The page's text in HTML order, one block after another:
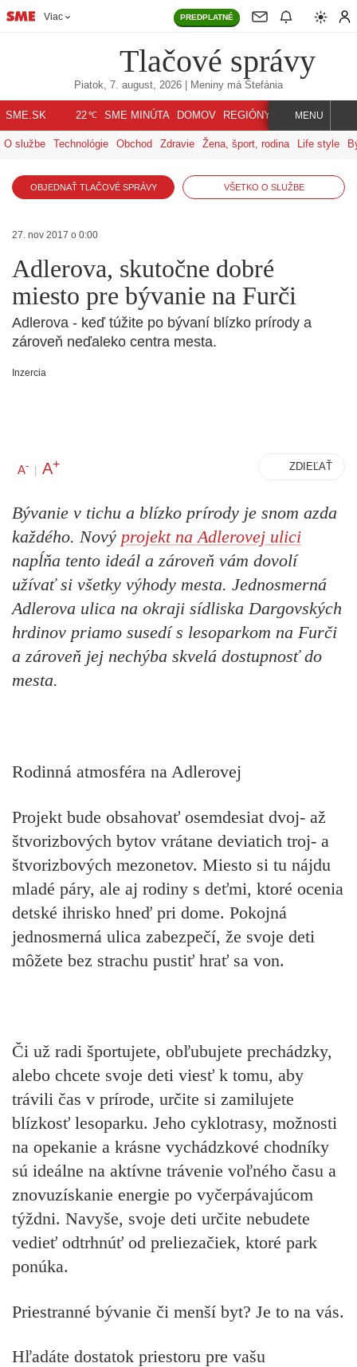
Viac PREDPLATNÉ
Tlačové správy
Piatok, 7. august, 2026 | Meniny má Štefánia
SME.SK 22℃ SME MINÚTA DOMOV REGIÓNY INDEX SVET
MENU
O službe Technológie Obchod Zdravie Žena, šport, rodina Life style
OBJEDNAŤ TLAČOVÉ SPRÁVY VŠETKO O SLUŽBE
27. nov 2017 o 0:00
Adlerova, skutočne dobré
miesto pre bývanie na Furči
Adlerova - keď túžite po bývaní blízko prírody a
zároveň neďaleko centra mesta.
Inzercia
A- | A+ ZDIEĽAŤ
Bývanie v tichu a blízko prírody je snom azda
každého. Nový projekt na Adlerovej ulici
napĺňa tento ideál a zároveň vám dovolí
užívať si všetky výhody mesta. Jednosmerná
Adlerova ulica na okraji sídliska Dargovských
hrdinov priamo susedí s lesoparkom na Furči
a zároveň jej nechýba skvelá dostupnosť do
mesta.
Rodinná atmosféra na Adlerovej
Projekt bude obsahovať osemdesiat dvoj- až
štvorizbových bytov vrátane deviatich troj- a
štvorizbových mezonetov. Miesto si tu nájdu
mladé páry, ale aj rodiny s deťmi, ktoré ocenia
detské ihrisko hneď pri dome. Pokojná
jednosmerná ulica zabezpečí, že svoje deti
môžete bez strachu pustiť hrať sa von.
Či už radi športujete, obľubujete prechádzky,
alebo chcete svoje deti viesť k tomu, aby
trávili čas v prírode, určite si zamilujete
blízkosť lesoparku. Jeho cyklotrasy, možnosti
na opekanie a krásne vychádzkové chodníky
sú ideálne na aktívne trávenie voľného času a
znovuzískanie energie po vyčerpávajúcom
týždni. Navyše, svoje deti určite nebudete
vedieť odtrhnúť od preliezačiek, ktoré park
ponúka.
Priestranné bývanie či menší byt? Je to na vás.
Hľadáte dostatok priestoru pre vašu